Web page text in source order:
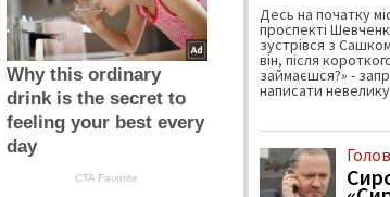
Why this ordinary
drink is the secret to
feeling your best every
day
CTA Favorite
Десь на початку
проспекті
зустрівся з
він, після
займаєшся?» -
написати